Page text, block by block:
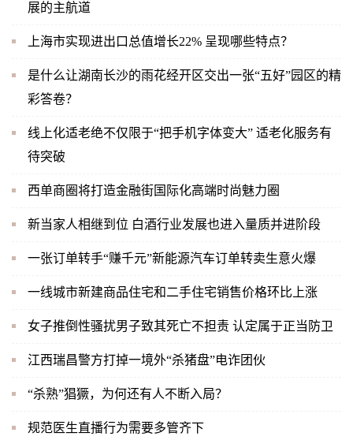
展的主航道
上海市实现进出口总值增长22% 呈现哪些特点？
是什么让湖南长沙的雨花经开区交出一张“五好”园区的精
彩答卷？
线上化适老绝不仅限于“把手机字体变大” 适老化服务有
待突破
西单商圈将打造金融街国际化高端时尚魅力圈
新当家人相继到位 白酒行业发展也进入量质并进阶段
一张订单转手“赚千元”新能源汽车订单转卖生意火爆
一线城市新建商品住宅和二手住宅销售价格环比上涨
女子推倒性骚扰男子致其死亡不担责 认定属于正当防卫
江西瑞昌警方打掉一境外“杀猪盘”电诈团伙
“杀熟”猖獗，为何还有人不断入局？
规范医生直播行为需要多管齐下